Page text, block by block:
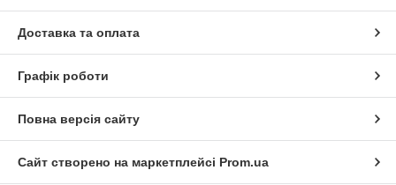
Доставка та оплата
Графік роботи
Повна версія сайту
Сайт створено на маркетплейсі Prom.ua